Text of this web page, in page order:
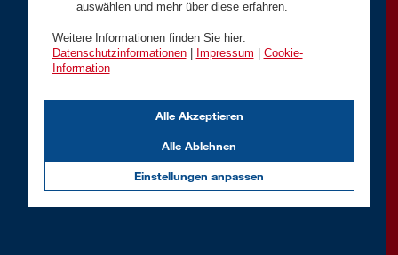
auswählen und mehr über diese erfahren.
Weitere Informationen finden Sie hier:
Datenschutzinformationen| Impressum
Cookie-
Information
Einstellungen anpassen
Alle Ablehnen
Alle Akzeptieren